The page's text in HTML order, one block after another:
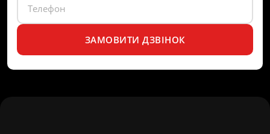
ЗАМОВИТИ ДЗВІНОК